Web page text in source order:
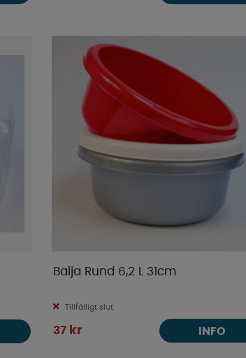
Balja Rund 6,2 L 31cm
Tillfälligt slut
37 kr INFO